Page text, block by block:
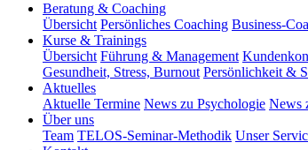
Beratung & Coaching
Übersicht Persönliches Coaching Business-
Kurse & Trainings
Übersicht Führung & Management
Gesundheit, Stress, Burnout Persönlichkeit &
Aktuelles
Aktuelle Termine News zu Psychologie News
Über uns
Team TELOS-Seminar-Methodik Unser